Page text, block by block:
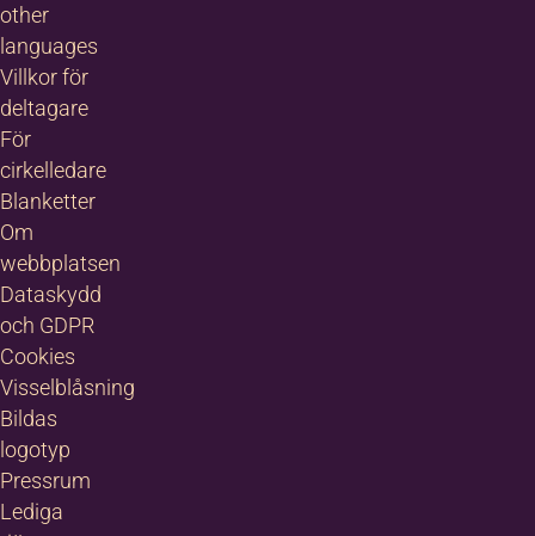
other
languages
Villkor för
deltagare
För
cirkelledare
Blanketter
Om
webbplatsen
Dataskydd
och GDPR
Cookies
Visselblåsning
Bildas
logotyp
Pressrum
Lediga